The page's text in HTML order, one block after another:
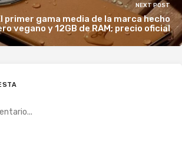
NEXT POST
primer gama media de la marca hecho
vegano y 12GB de RAM; precio oficial